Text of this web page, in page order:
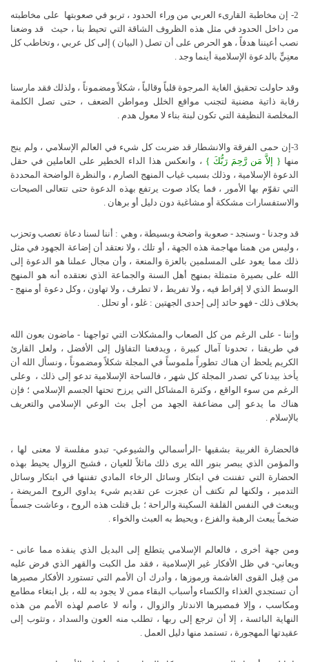
2- إن مخاطبة القارىء العربي من وراء الحدود ، تربو في صعوبتها
على مخاطبته
من داخل الحدود في مثل هذه الظروف الشاقة التي تحيط بنا ، حيث
قد وضعنا
نصب أعيننا هدفاً ، هو الحرص على أن تصل ( البيان ) إلى كل عربي ، وتخاطب كل
معنِيٍّ بالدعوة الإسلامية أينما وجد .
وقد حاولت تحقيق الغاية المرجوة قلباً وقالباً ، شكلاً ومضموناً ، ولذلك فقد مارسنا
رقابة ذاتية مضنية لتجنب مواقع الخلل ومواطن الضعف ، حتى تصل الكلمة
المخلصة النظيفة التي تكون لبنة بناء لا معول هدم .
3-إن حمى الفرقة والانشطار قد ضربت كل شيء في العالم الإسلامي ، ولم ينج
منها { إلاَّ مَن رَّحِمَ رَبُّكَ } ، وانعكس هذا الداء الخطير على العاملين في حقل
الدعوة الإسلامية ، وذلك بسبب غياب المنهج الصارم ، والنظرة الواضحة المحددة
التي تقوّم بها الأمور ، فما يكاد صوت يرتفع بهذه الدعوة حتى تتعالى الصيحات
والاستفسارات مشككة أو مشاغبة دون دليل أو برهان .
قد وجدنا - وسنجد - صعوبة واضحة وبسيطة ، وهي : أننا لسنا دعاة تعصب وتحزب
، وليس من همنا مهاجمة هذه الجهة ، أو تلك ، ولا نعتقد أن إضاعة الجهود في مثل
ذلك مما يعود على المسلمين بالعزة والمنعة ، وأن مجال عملنا هو الدعوة إلى
الله على بصيرة متمثلة بمنهج أهل السنة والجماعة الذي نعتقده أنه هو المنهج
الوسط الذي لا إفراط فيه ، ولا تفريط ، لا تطرف ، ولا تهاون ، وكل دعوة أو منهج -
بخلاف ذلك - فهو حائد إلى إحدى الجهتين : غلو ، أو تحلل .
وإننا - على الرغم من كل الصعاب والمشكلات التي تواجهنا - ماضون بعون الله
في طريقنا ، تحدونا آمال كبيرة ، ويدفعنا التفاؤل إلى الأفضل ، ولعل القارئ
الكريم يلحظ أن هناك تطوراً ملموساً في المجلة شكلاً ومضموناً ، ونسأل الله أن
يأخذ بيدنا كي تصدر المجلة كل شهر ، فالساحة الإسلامية تدعو إلى ذلك ، وعلى
الرغم من سوء الواقع ، وكثرة المشاكل التي يرزح تحتها الجسم الإسلامي ؛ فإن
هناك ما يدعو إلى مضاعفة الجهد من أجل بث الوعي الإسلامي والتعريف
بالإسلام .
فالحضارة الغربية بشقيها -الرأسمالي والشيوعي- تبدو مفلسة لا معنى لها ،
والمؤمن الذي يبصر بنور الله يرى ذلك ماثلاً للعيان ، فشبح الزوال يحيط بهذه
الحضارة التي تفننت في ابتكار وسائل الرخاء المادي تفننها في ابتكار وسائل
التدمير ، ولكنها لم تكتف أن عجزت عن تقديم شيء يداوي الروح المريضة ،
ويبعث في النفس القلقة السكينة والراحة ؛ بل قتلت هذه الروح ، وعاشت جسماً
ضخماً يبعث الرهبة والفزع ، ويحيط به العبث والخواء .
ومن جهة أخرى ، فالعالم الإسلامي يتطلع إلى البديل الذي ينقذه مما عانى -
ويعاني- في ظل الأفكار غير الإسلامية ، فقد مل الكبت والقهر الذي فرض عليه
من قِبل القوى الغاشمة ورموزها ، وأدرك أن الأمم التي تستورد الأفكار مصيرها
أن تستجدي الغذاء والكساء وأسباب البقاء ممن لا يجود به لله ، بل ابتغاء مطامع
ومكاسب ، وإلا فمصيرها الاندثار والزوال ، وأنه لا عاصم لهذه الأمم من هذه
النهاية البائسة ، إلا أن ترجع إلى ربها ، تطلب منه العون والسداد ، وتثوب إلى
عقيدتها المهجورة ، تستمد منها دليل العمل .